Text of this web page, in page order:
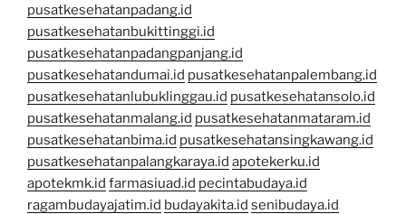
pusatkesehatanpadang.id
pusatkesehatanbukittinggi.id
pusatkesehatanpadangpanjang.id
pusatkesehatandumai.id pusatkesehatanpalembang.id
pusatkesehatanlubuklinggau.id pusatkesehatansolo.id
pusatkesehatanmalang.id pusatkesehatanmataram.id
pusatkesehatanbima.id pusatkesehatansingkawang.id
pusatkesehatanpalangkaraya.id apotekerku.id
apotekmk.id farmasiuad.id pecintabudaya.id
ragambudayajatim.id budayakita.id senibudaya.id